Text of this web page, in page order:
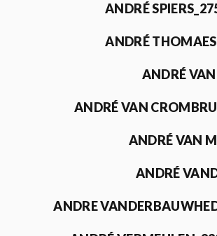
ANDRÉ
ANDRÉ
ANDRÉ
ANDRÉ VAN
ANDRÉ VAN
ANDRÉ
ANDRE